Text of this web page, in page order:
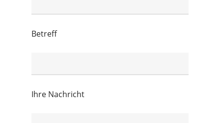
Betreff
Ihre Nachricht